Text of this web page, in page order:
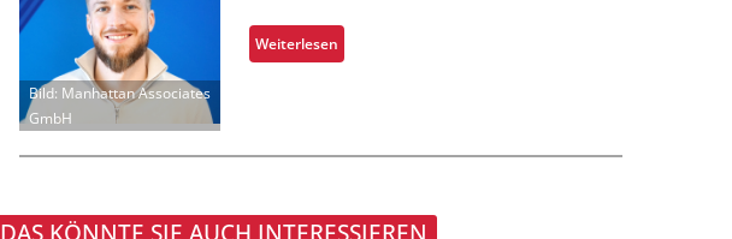
t
o
l
g
u
s
e
t
h
r
Bild: Manhattan Associates
GmbH
Weiterlesen:
E
h